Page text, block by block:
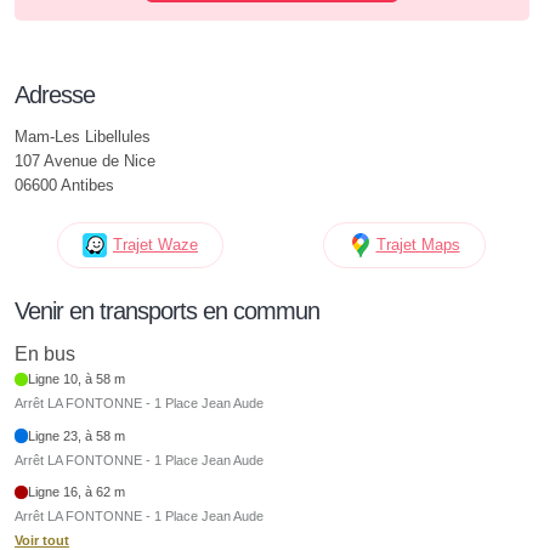
Adresse
Mam-Les Libellules
107 Avenue de Nice
06600 Antibes
Trajet Waze Trajet Maps
Venir en transports en commun
En bus
Ligne 10, à 58 m
Arrêt LA FONTONNE - 1 Place Jean Aude
Ligne 23, à 58 m
Arrêt LA FONTONNE - 1 Place Jean Aude
Ligne 16, à 62 m
Arrêt LA FONTONNE - 1 Place Jean Aude
Voir tout